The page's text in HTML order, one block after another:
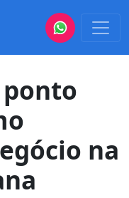
ponto
na